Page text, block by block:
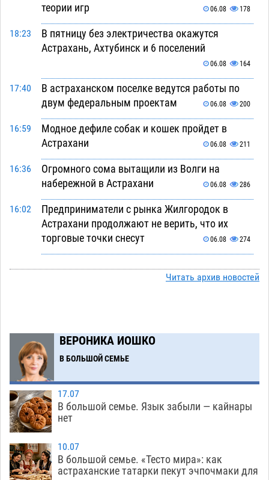
теории игр
06.08 178
18:23
В пятницу без электричества окажутся
Астрахань, Ахтубинск и 6 поселений
06.08 164
17:40
В астраханском поселке ведутся работы по
двум федеральным проектам
06.08 200
16:59
Модное дефиле собак и кошек пройдет в
Астрахани
06.08 211
16:36
Огромного сома вытащили из Волги на
набережной в Астрахани
06.08 286
16:02
Предприниматели с рынка Жилгородок в
Астрахани продолжают не верить, что их
торговые точки снесут
06.08 274
на новой серебряной монете Банка России
в музее Пушкина в Москве
06.08 212
13:50
Мэрия Астрахани переводит городские
зеленые зоны на автоматический полив
13:13
Скончался второй ребенок после пожара в
Астрахани
12:49
Астраханские гандболисты с крупной победы
стартовали на Всероссийской Спартакиаде
Читать архив новостей
ВЕРОНИКА ИОШКО
В БОЛЬШОЙ СЕМЬЕ
17.07
В большой семье. Язык забыли — кайнары
нет
10.07
В большой семье. «Тесто мира»: как
астраханские татарки пекут эчпочмаки для